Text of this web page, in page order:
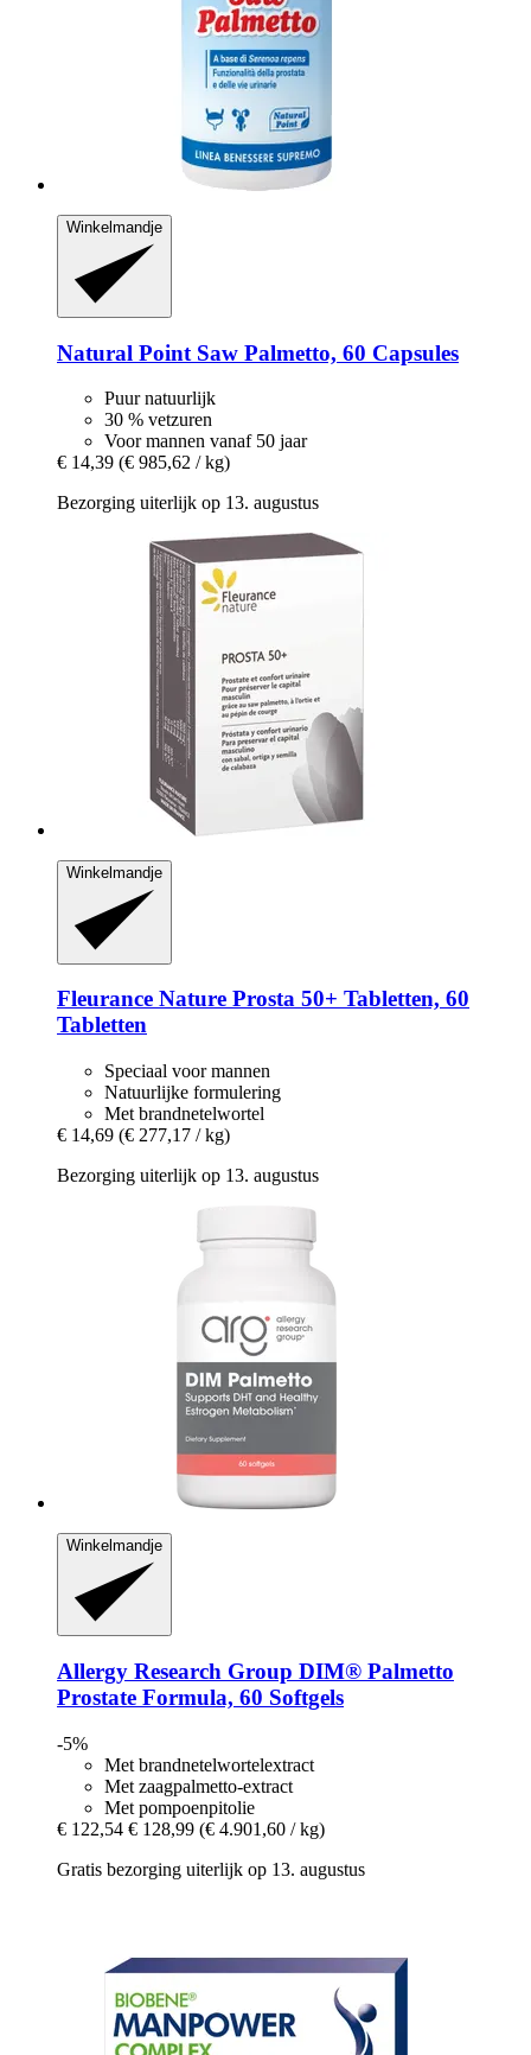
Winkelmandje
Natural Point Saw Palmetto, 60 Capsules
Puur natuurlijk
30 % vetzuren
Voor mannen vanaf 50 jaar
€ 14,39 (€ 985,62 / kg)
Bezorging uiterlijk op 13. augustus
Winkelmandje
Fleurance Nature Prosta 50+ Tabletten, 60
Tabletten
Speciaal voor mannen
Natuurlijke formulering
Met brandnetelwortel
€ 14,69 (€ 277,17 / kg)
Bezorging uiterlijk op 13. augustus
Winkelmandje
Allergy Research Group DIM® Palmetto
Prostate Formula, 60 Softgels
-5%
Met brandnetelwortelextract
Met zaagpalmetto-extract
Met pompoenpitolie
€ 122,54 € 128,99 (€ 4.901,60 / kg)
Gratis bezorging uiterlijk op 13. augustus